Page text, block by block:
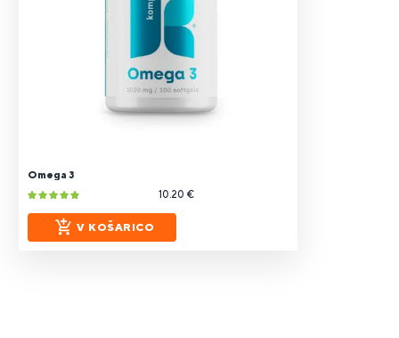
Omega 3
10.20 €
V KOŠARICO